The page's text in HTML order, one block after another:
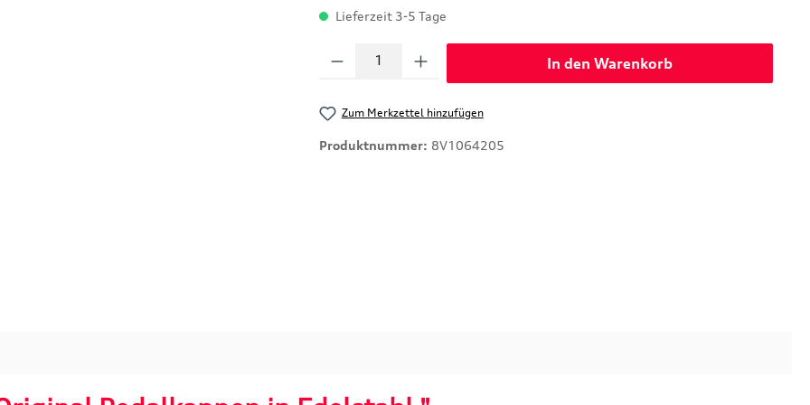
Lieferzeit 3-5 Tage
Produkt Anzahl: Gib den gewünschten Wert ein oder benutze die Schaltflächen um
In den Warenkorb
Zum Merkzettel hinzufügen
Produktnummer: 8V1064205